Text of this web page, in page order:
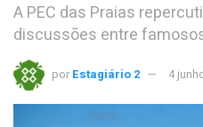
A PEC das Praias
discussões entre
por Estagiário 2 4